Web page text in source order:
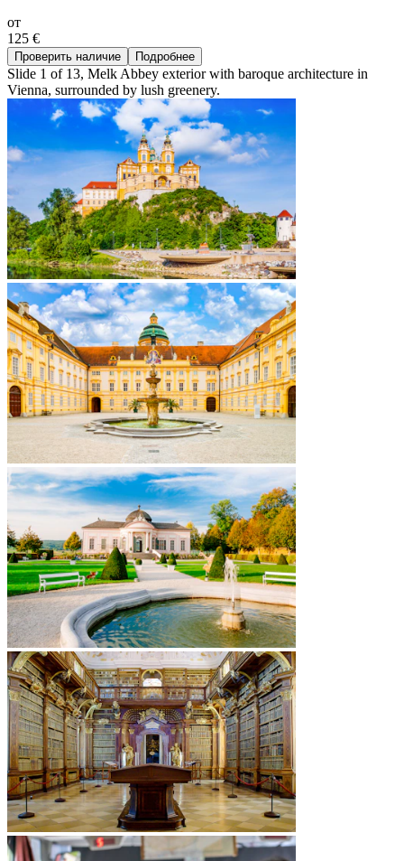
от
125 €
Проверить наличие Подробнее
Slide 1 of 13, Melk Abbey exterior with baroque architecture in
Vienna, surrounded by lush greenery.